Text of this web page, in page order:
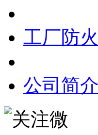
工厂防
公司简介